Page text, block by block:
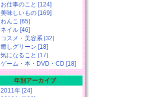
お仕事のこと [124]
美味しいもの [169]
わんこ [65]
ネイル [46]
コスメ・美容系 [32]
癒しグリーン [18]
気になること [17]
ゲーム・本・DVD・CD [18]
年別アーカイブ
2011年 [24]